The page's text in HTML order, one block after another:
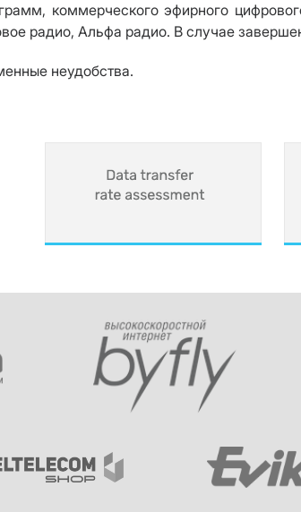
коммерческого эфирного
радио, Альфа радио. В случае
неудобства.